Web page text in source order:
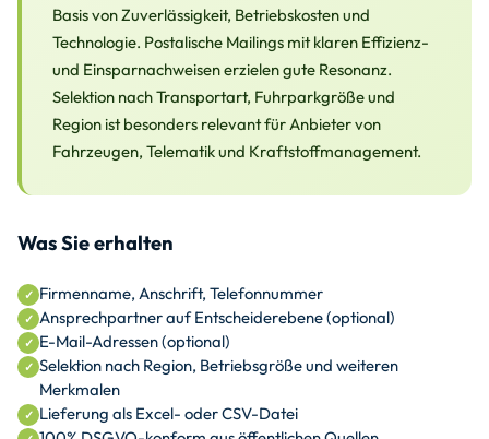
Basis von Zuverlässigkeit, Betriebskosten und
Technologie. Postalische Mailings mit klaren Effizienz-
und Einsparnachweisen erzielen gute Resonanz.
Selektion nach Transportart, Fuhrparkgröße und
Region ist besonders relevant für Anbieter von
Fahrzeugen, Telematik und Kraftstoffmanagement.
Was Sie erhalten
Firmenname, Anschrift, Telefonnummer
Ansprechpartner auf Entscheiderebene (optional)
E-Mail-Adressen (optional)
Selektion nach Region, Betriebsgröße und weiteren
Merkmalen
Lieferung als Excel- oder CSV-Datei